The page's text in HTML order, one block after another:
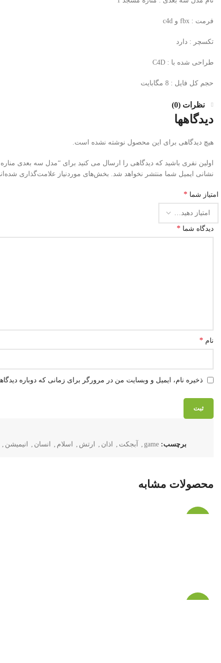
فرمت : fbx و c4d
تکسچر : دارد
طراحی شده با : C4D
حجم کل فایل : 8 مگابایت
نظرات (0)
دیدگاهها
هیچ دیدگاهی برای این محصول نوشته نشده است.
اولین نفری باشید که دیدگاهی را ارسال می کنید برای “مدل سه بعدی مناره
نشانی ایمیل شما منتشر نخواهد شد. بخش‌های موردنیاز علامت‌گذاری
امتیاز شما *
دیدگاه شما *
نام *
ذخیره نام، ایمیل و وبسایت من در مرورگر برای زمانی که دوباره
برچسب: game آبجکت اذان ارتش اسلام انسان انیمیشن
محصولات مشابه